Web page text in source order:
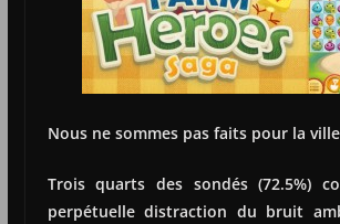
Nous ne sommes pas faits pour la
Trois quarts des sondés (72.5%)
perpétuelle distraction du bruit